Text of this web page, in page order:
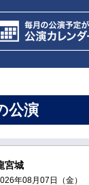
公演
宮城
年08月07日（金）